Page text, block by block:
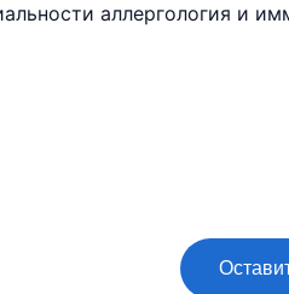
аллергология и